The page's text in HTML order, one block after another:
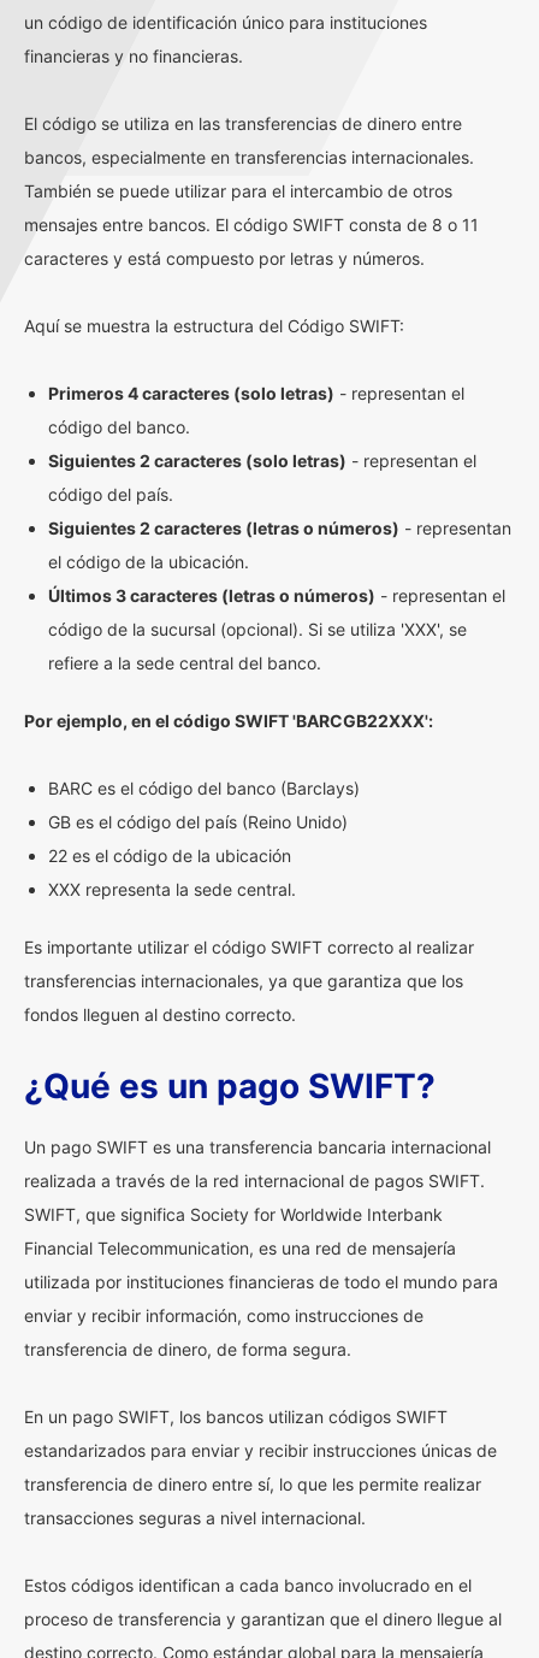
un código de identificación único para instituciones
financieras y no financieras.
El código se utiliza en las transferencias de dinero entre
bancos, especialmente en transferencias internacionales.
También se puede utilizar para el intercambio de otros
mensajes entre bancos. El código SWIFT consta de 8 o 11
caracteres y está compuesto por letras y números.
Aquí se muestra la estructura del Código SWIFT:
Primeros 4 caracteres (solo letras) - representan el
código del banco.
Siguientes 2 caracteres (solo letras) - representan el
código del país.
Siguientes 2 caracteres (letras o números) - representan
el código de la ubicación.
Últimos 3 caracteres (letras o números) - representan el
código de la sucursal (opcional). Si se utiliza 'XXX', se
refiere a la sede central del banco.
Por ejemplo, en el código SWIFT 'BARCGB22XXX':
BARC es el código del banco (Barclays)
GB es el código del país (Reino Unido)
22 es el código de la ubicación
XXX representa la sede central.
Es importante utilizar el código SWIFT correcto al realizar
transferencias internacionales, ya que garantiza que los
fondos lleguen al destino correcto.
¿Qué es un pago SWIFT?
Un pago SWIFT es una transferencia bancaria internacional
realizada a través de la red internacional de pagos SWIFT.
SWIFT, que significa Society for Worldwide Interbank
Financial Telecommunication, es una red de mensajería
utilizada por instituciones financieras de todo el mundo para
enviar y recibir información, como instrucciones de
transferencia de dinero, de forma segura.
En un pago SWIFT, los bancos utilizan códigos SWIFT
estandarizados para enviar y recibir instrucciones únicas de
transferencia de dinero entre sí, lo que les permite realizar
transacciones seguras a nivel internacional.
Estos códigos identifican a cada banco involucrado en el
proceso de transferencia y garantizan que el dinero llegue al
destino correcto. Como estándar global para la mensajería